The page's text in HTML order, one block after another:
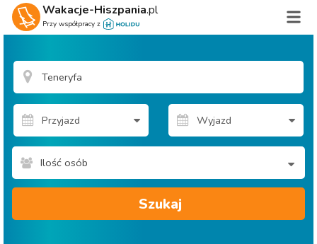
Wakacje-Hiszpania.pl
Przy współpracy z
Ilość osób
Szukaj